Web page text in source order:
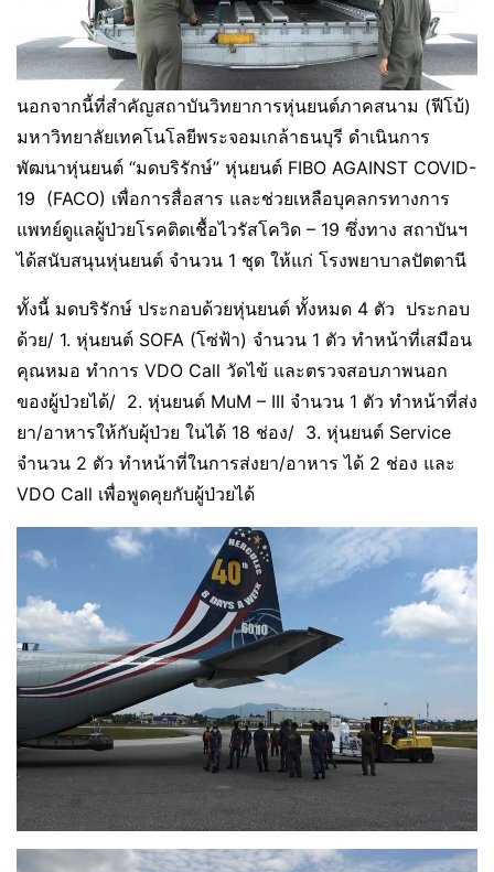
นอกจากนี้ที่สำคัญสถาบันวิทยาการหุ่นยนต์ภาคสนาม (ฟีโบ้)
มหาวิทยาลัยเทคโนโลยีพระจอมเกล้าธนบุรี ดำเนินการ
พัฒนาหุ่นยนต์ “มดบริรักษ์” หุ่นยนต์ FIBO AGAINST COVID-
19 (FACO) เพื่อการสื่อสาร และช่วยเหลือบุคลกรทางการ
แพทย์ดูแลผู้ป่วยโรคติดเชื้อไวรัสโควิด – 19 ซึ่งทาง สถาบันฯ
ได้สนับสนุนหุ่นยนต์ จำนวน 1 ชุด ให้แก่ โรงพยาบาลปัตตานี
ทั้งนี้ มดบริรักษ์ ประกอบด้วยหุ่นยนต์ ทั้งหมด 4 ตัว ประกอบ
ด้วย/ 1. หุ่นยนต์ SOFA (โซ่ฟ้า) จำนวน 1 ตัว ทำหน้าที่เสมือน
คุณหมอ ทำการ VDO Call วัดไข้ และตรวจสอบภาพนอก
ของผู้ป่วยได้/ 2. หุ่นยนต์ MuM – III จำนวน 1 ตัว ทำหน้าที่ส่ง
ยา/อาหารให้กับผุ้ป่วย ในได้ 18 ช่อง/ 3. หุ่นยนต์ Service
จำนวน 2 ตัว ทำหน้าที่ในการส่งยา/อาหาร ได้ 2 ช่อง และ
VDO Call เพื่อพูดคุยกับผู้ป่วยได้